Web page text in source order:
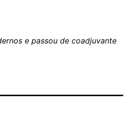
e passou de coadjuvante